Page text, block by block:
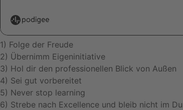
1) Folge der Freude
2) Übernimm Eigeninitiative
3) Hol dir den professionellen Blick von Außen
4) Sei gut vorbereitet
5) Never stop learning
6) Strebe nach Excellence und bleib nicht im